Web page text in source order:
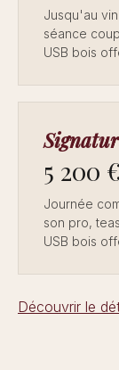
Jusqu'au
séance
USB bois
5 200 €
Journée
son pro,
USB bois
Découvrir le